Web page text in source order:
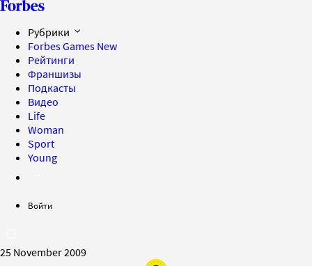
Рубрики
Forbes Games New
Рейтинги
Франшизы
Подкасты
Видео
Life
Woman
Sport
Young
Войти
25 November 2009